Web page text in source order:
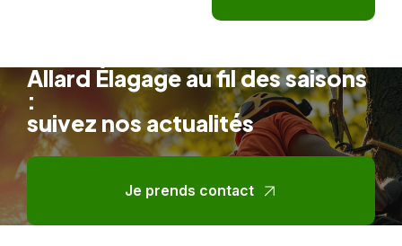
Allard Élagage au fil des saisons
:
suivez nos actualités
Je prends contact